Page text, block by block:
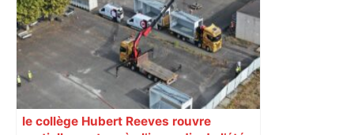
le collège Hubert Reeves rouvre